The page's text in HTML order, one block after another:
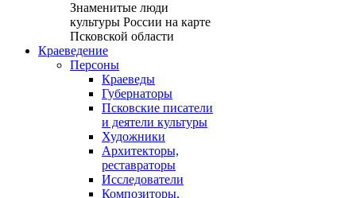
Знаменитые люди
культуры России на карте
Псковской области
Краеведение
Персоны
Краеведы
Губернаторы
Псковские писатели
и деятели культуры
Художники
Архитекторы,
реставраторы
Исследователи
Композиторы,